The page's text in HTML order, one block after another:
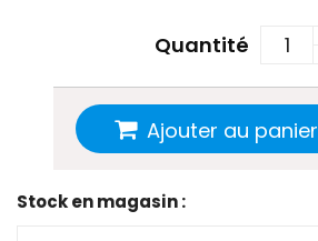
Quantité
Ajouter au panier
Stock en magasin :